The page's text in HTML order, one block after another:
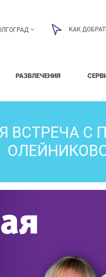
КАК
РАЗВЛЕЧЕНИЯ
ВСТРЕЧА